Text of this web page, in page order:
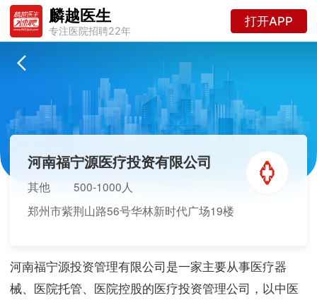
麟越医生
专注医院招聘22年
打开APP
河南福宁源医疗投资有限公司
其他
500-1000人
郑州市紫荆山路56号华林新时代广场19楼
河南福宁源投资管理有限公司是一家主要从事医疗器
械、医院托管、医院控股的医疗投资管理公司，以中医